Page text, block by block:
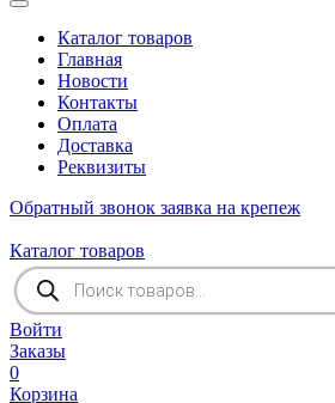
Каталог товаров
Главная
Новости
Контакты
Оплата
Доставка
Реквизиты
Обратный звонок заявка на крепеж
Каталог товаров
Поиск
товаров
Войти
Заказы
0
Корзина